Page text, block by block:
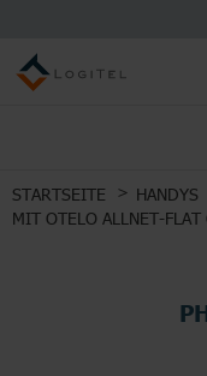
STARTSEITE HANDYS
MIT OTELO ALLNET-FLAT